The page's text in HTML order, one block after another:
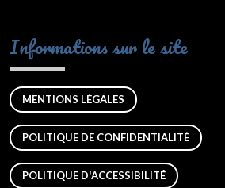
Informations sur le site
MENTIONS LÉGALES
POLITIQUE DE CONFIDENTIALITÉ
POLITIQUE D'ACCESSIBILITÉ